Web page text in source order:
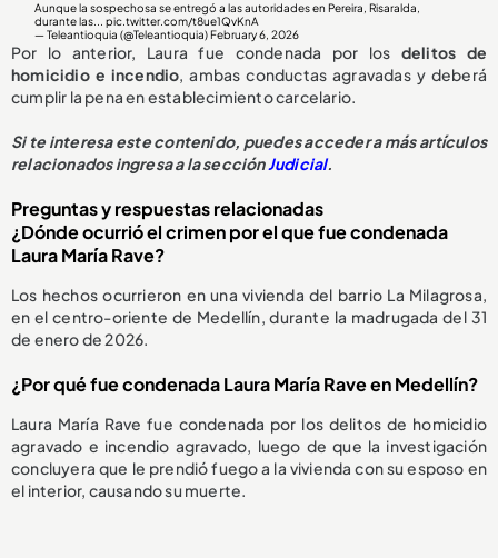
Aunque la sospechosa se entregó a las autoridades en Pereira, Risaralda,
durante las...pic.twitter.com/t8ue1QvKnA
— Teleantioquia (@Teleantioquia) February 6, 2026
Por lo anterior, Laura fue condenada por los delitos de
homicidio e incendio, ambas conductas agravadas y deberá
cumplir la pena en establecimiento carcelario.
Si te interesa este contenido, puedes acceder a más artículos
relacionados ingresa a la secciónJudicial.
Preguntas y respuestas relacionadas
¿Dónde ocurrió el crimen por el que fue condenada
Laura María Rave?
Los hechos ocurrieron en una vivienda del barrio La Milagrosa,
en el centro-oriente de Medellín, durante la madrugada del 31
de enero de 2026.
¿Por qué fue condenada Laura María Rave en Medellín?
Laura María Rave fue condenada por los delitos de homicidio
agravado e incendio agravado, luego de que la investigación
concluyera que le prendió fuego a la vivienda con su esposo en
el interior, causando su muerte.